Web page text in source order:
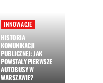
INNOWACJE
HISTORIA
KOMUNIKACJI
PUBLICZNEJ: JAK
POWSTAŁY PIERWSZE
AUTOBUSY W
WARSZAWIE?